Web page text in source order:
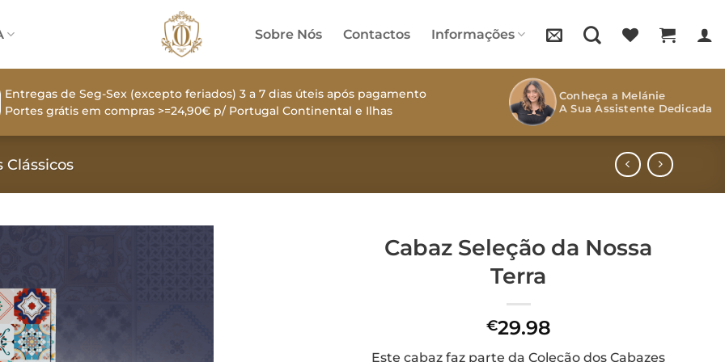
Sobre Nós Contactos Informações
Entregas de Seg-Sex (excepto feriados) 3 a 7 dias úteis após pagamento
Portes grátis em compras >=24,90€ p/ Portugal Continental e Ilhas
Conheça a Melánie
A Sua Assistente Dedicada
Clássicos
Cabaz Seleção da Nossa
Terra
€29.98
Este cabaz faz parte da Coleção dos Cabazes